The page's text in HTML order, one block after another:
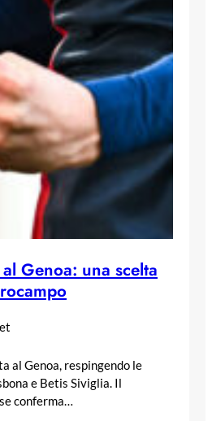
Genoa: una scelta
al Genoa, respingendo le
e Betis Siviglia. Il
conferma…